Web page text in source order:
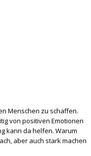
Menschen zu schaffen.
von positiven Emotionen
kann da helfen. Warum
aber auch stark machen